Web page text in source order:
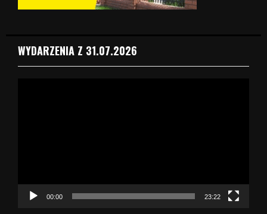
WYDARZENIA Z 31.07.2026
c
00:00 23:22